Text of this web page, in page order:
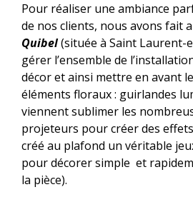
Pour réaliser une ambiance
de nos clients, nous avons fait
Quibel(située à Saint Laurent-
gérer l’ensemble de
décor et ainsi mettre en avant
éléments floraux : guirlandes
viennent sublimer les
projeteurs pour créer des effets
créé au plafond un véritable
pour décorer simple et
la pièce).